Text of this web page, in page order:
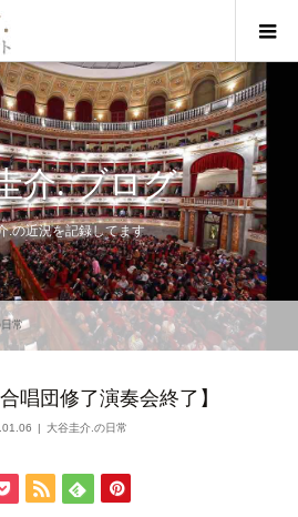
介. ブログ
.の近況を記録してます
常
唱団修了演奏会終了】
大谷圭介.の日常